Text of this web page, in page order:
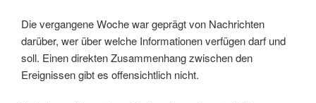
Die vergangene Woche war geprägt von Nachrichten
darüber, wer über welche Informationen verfügen darf und
soll. Einen direkten Zusammenhang zwischen den
Ereignissen gibt es offensichtlich nicht.